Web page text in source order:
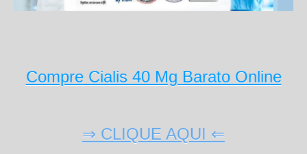
Compre Cialis 40 Mg Barato Online
⇒ CLIQUE AQUI ⇐